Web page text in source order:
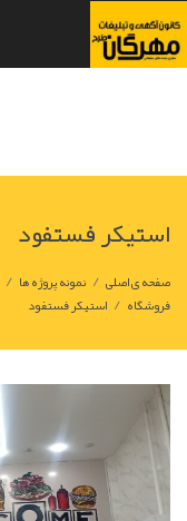
استیکر فستفود
صفحه ی اصلی / نمونه پروژه ها /
فروشگاه / استیکر فستفود